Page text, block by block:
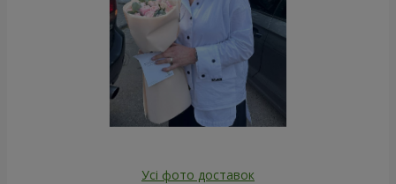
Усі фото доставок